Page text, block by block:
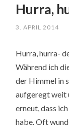
Hurra,
3. APRIL 2014
Hurra, hurra-
Während ich
der Himmel in
aufgeregt weit
erneut, dass
habe. Oft